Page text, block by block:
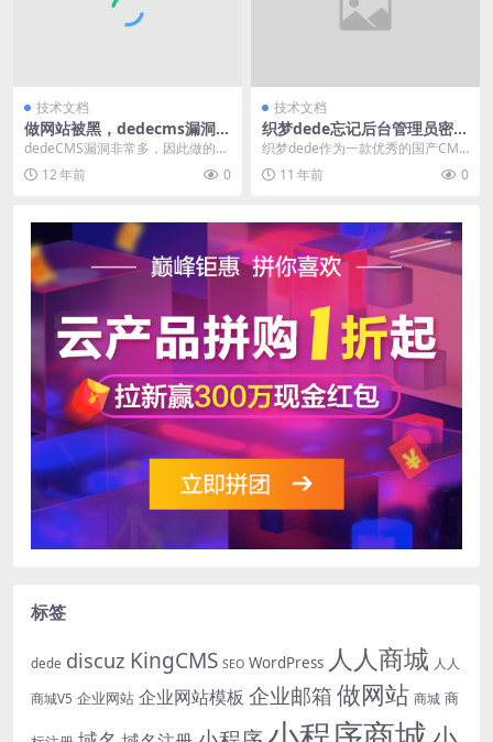
技术文档
做网站被黑，dedecms漏洞扫
描、补丁及木马专杀工具下载
dedeCMS漏洞非常多，因此做的网
站经常被黑，我们推出DEDECMS
专用网站空...
12 年前 0
技术文档
织梦dede忘记后台管理员密码
怎么办？如何找回dede管理账
号密码？
织梦dede作为一款优秀的国产CMS
内容管理系统，深受站长和程序员
喜爱，正因为如...
11 年前 0
标签
dede discuz KingCMS SEO WordPress 人人商城 人人
商城V5 企业网站 企业网站模板 企业邮箱 做网站 商城 商